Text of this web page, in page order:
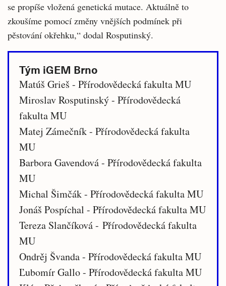
se propíše vložená genetická mutace. Aktuálně to
zkoušíme pomocí změny vnějších podmínek při
pěstování okřehku,“ dodal Rosputinský.
Tým iGEM Brno
Matúš Grieš - Přírodovědecká fakulta MU
Miroslav Rosputinský - Přírodovědecká
fakulta MU
Matej Zámečník - Přírodovědecká fakulta
MU
Barbora Gavendová - Přírodovědecká fakulta
MU
Michal Šimčák - Přírodovědecká fakulta MU
Jonáš Pospíchal - Přírodovědecká fakulta MU
Tereza Slančíková - Přírodovědecká fakulta
MU
Ondrěj Švanda - Přírodovědecká fakulta MU
Ľubomír Gallo - Přírodovědecká fakulta MU